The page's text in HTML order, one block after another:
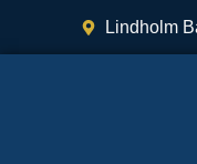
Lindholm